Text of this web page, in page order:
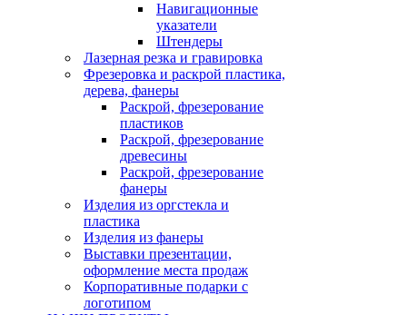
Навигационные
указатели
Штендеры
Лазерная резка и гравировка
Фрезеровка и раскрой пластика,
дерева, фанеры
Раскрой, фрезерование
пластиков
Раскрой, фрезерование
древесины
Раскрой, фрезерование
фанеры
Изделия из оргстекла и
пластика
Изделия из фанеры
Выставки презентации,
оформление места продаж
Корпоративные подарки с
логотипом